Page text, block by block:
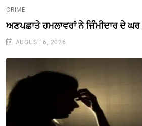
CRIME
ਅਣਪਛਾਤੇ ਹਮਲਾਵਰਾਂ ਨੇ ਜਿੰਮੀਦਾਰ ਦੇ ਘਰ
AUGUST 6, 2026